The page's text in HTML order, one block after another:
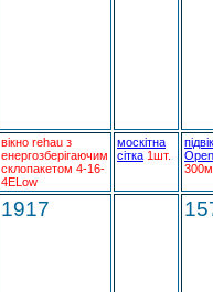
вікно rehau з
енергозберігаючим
склопакетом 4-16-
4ELow
москітна
сітка 1шт.
1917